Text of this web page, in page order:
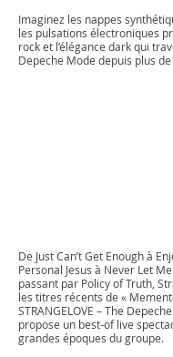
Imaginez les nappes
les pulsations électroniques
rock et l’élégance dark qui
Depeche Mode depuis plus
De Just Can’t Get Enough à
Personal Jesus à Never Let
passant par Policy of Truth,
les titres récents de «
STRANGELOVE – The
propose un best-of live
grandes époques du groupe.